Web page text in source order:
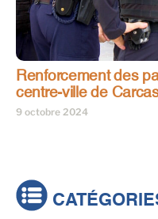
Renforcement des
centre-ville de
9 octobre 2024